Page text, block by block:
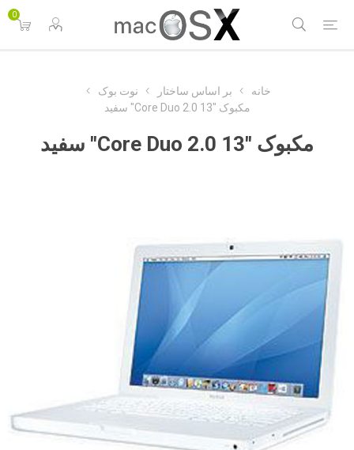
0
خانه بر اساس ساختار
نوت بوک
مکبوک "Core Duo 2.0 13" سفید
مکبوک "Core Duo 2.0 13" سفید